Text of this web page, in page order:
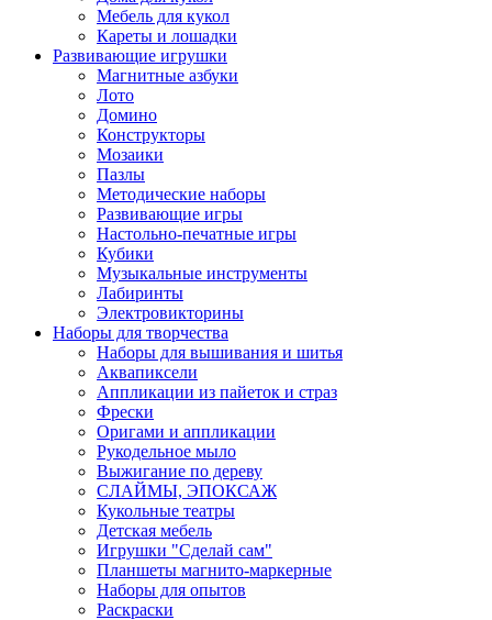
Мебель для кукол
Кареты и лошадки
Развивающие игрушки
Магнитные азбуки
Лото
Домино
Конструкторы
Мозаики
Пазлы
Методические наборы
Развивающие игры
Настольно-печатные игры
Кубики
Музыкальные инструменты
Лабиринты
Электровикторины
Наборы для творчества
Наборы для вышивания и шитья
Аквапиксели
Аппликации из пайеток и страз
Фрески
Оригами и аппликации
Рукодельное мыло
Выжигание по дереву
СЛАЙМЫ, ЭПОКСАЖ
Кукольные театры
Детская мебель
Игрушки "Сделай сам"
Планшеты магнито-маркерные
Наборы для опытов
Раскраски